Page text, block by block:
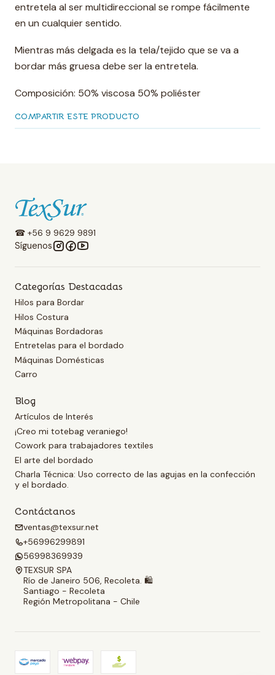
entretela al ser multidireccional se rompe fácilmente
en un cualquier sentido.
Mientras más delgada es la tela/tejido que se va a
bordar más gruesa debe ser la entretela.
Composición: 50% viscosa 50% poliéster
COMPARTIR ESTE PRODUCTO
☎ +56 9 9629 9891
Síguenos
Categorías Destacadas
Hilos para Bordar
Hilos Costura
Máquinas Bordadoras
Entretelas para el bordado
Máquinas Domésticas
Carro
Blog
Artículos de Interés
¡Creo mi totebag veraniego!
Cowork para trabajadores textiles
El arte del bordado
Charla Técnica: Uso correcto de las agujas en la confección
y el bordado.
Contáctanos
ventas@texsur.net
+56996299891
56998369939
TEXSUR SPA
Río de Janeiro 506, Recoleta. 🛍️
Santiago - Recoleta
Región Metropolitana - Chile